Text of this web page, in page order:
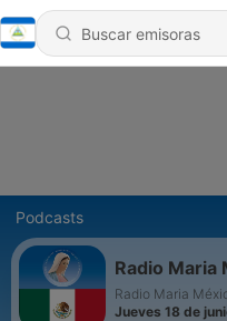
Podcasts
Radio Maria
Radio Maria
Jueves 18 de